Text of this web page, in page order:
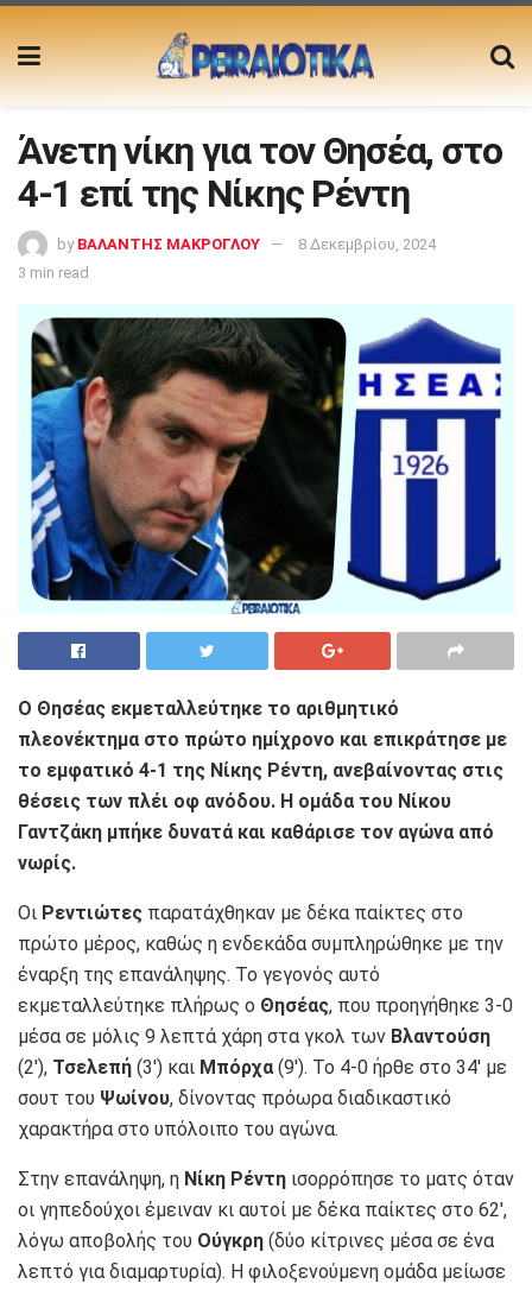
Άνετη νίκη για τον Θησέα, στο
4-1 επί της Νίκης Ρέντη
by ΒΑΛΑΝΤΗΣ ΜΑΚΡΟΓΛΟΥ
8 Δεκεμβρίου, 2024
3 min read
Ο Θησέας εκμεταλλεύτηκε το αριθμητικό
πλεονέκτημα στο πρώτο ημίχρονο και επικράτησε με
το εμφατικό 4-1 της Νίκης Ρέντη, ανεβαίνοντας στις
θέσεις των πλέι οφ ανόδου. Η ομάδα του Νίκου
Γαντζάκη μπήκε δυνατά και καθάρισε τον αγώνα από
νωρίς.
Οι Ρεντιώτες παρατάχθηκαν με δέκα παίκτες στο
πρώτο μέρος, καθώς η ενδεκάδα συμπληρώθηκε με την
έναρξη της επανάληψης. Το γεγονός αυτό
εκμεταλλεύτηκε πλήρως ο Θησέας, που προηγήθηκε 3-0
μέσα σε μόλις 9 λεπτά χάρη στα γκολ των Βλαντούση
(2′), Τσελεπή (3′) και Μπόρχα (9′). Το 4-0 ήρθε στο 34′ με
σουτ του Ψωίνου, δίνοντας πρόωρα διαδικαστικό
χαρακτήρα στο υπόλοιπο του αγώνα.
Στην επανάληψη, η Νίκη Ρέντη ισορρόπησε το ματς όταν
οι γηπεδούχοι έμειναν κι αυτοί με δέκα παίκτες στο 62′,
λόγω αποβολής του Ούγκρη (δύο κίτρινες μέσα σε ένα
λεπτό για διαμαρτυρία). Η φιλοξενούμενη ομάδα μείωσε